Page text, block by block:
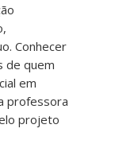
Conhecer
de quem
em
professora
projeto